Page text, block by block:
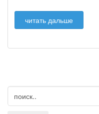
читать дальше